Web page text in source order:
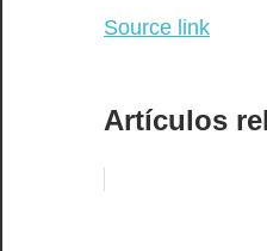
Source link
Artículos